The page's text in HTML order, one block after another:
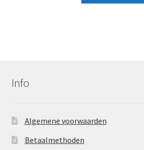
Info
Algemene voorwaarden
Betaalmethoden